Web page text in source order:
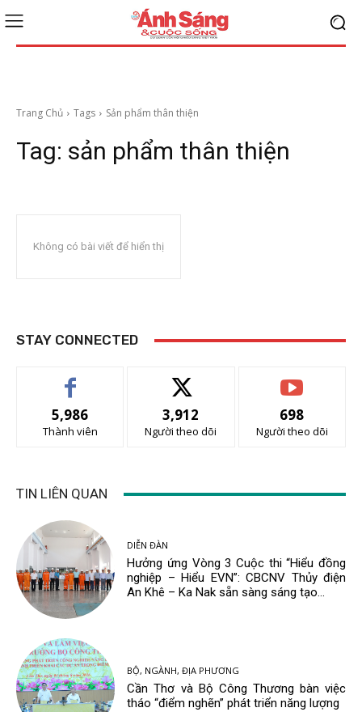
Trang Chủ Tags Sản phẩm thân thiện
Tag: sản phẩm thân thiện
Không có bài viết để hiển thị
STAY CONNECTED
5,986
Thành viên
3,912
Người theo dõi
698
Người theo dõi
TIN LIÊN QUAN
DIỄN ĐÀN
Hưởng ứng Vòng 3 Cuộc thi “Hiểu đồng
nghiệp – Hiểu EVN”: CBCNV Thủy điện
An Khê – Ka Nak sẵn sàng sáng tạo...
BỘ, NGÀNH, ĐỊA PHƯƠNG
Cần Thơ và Bộ Công Thương bàn việc
tháo “điểm nghẽn” phát triển năng lượng